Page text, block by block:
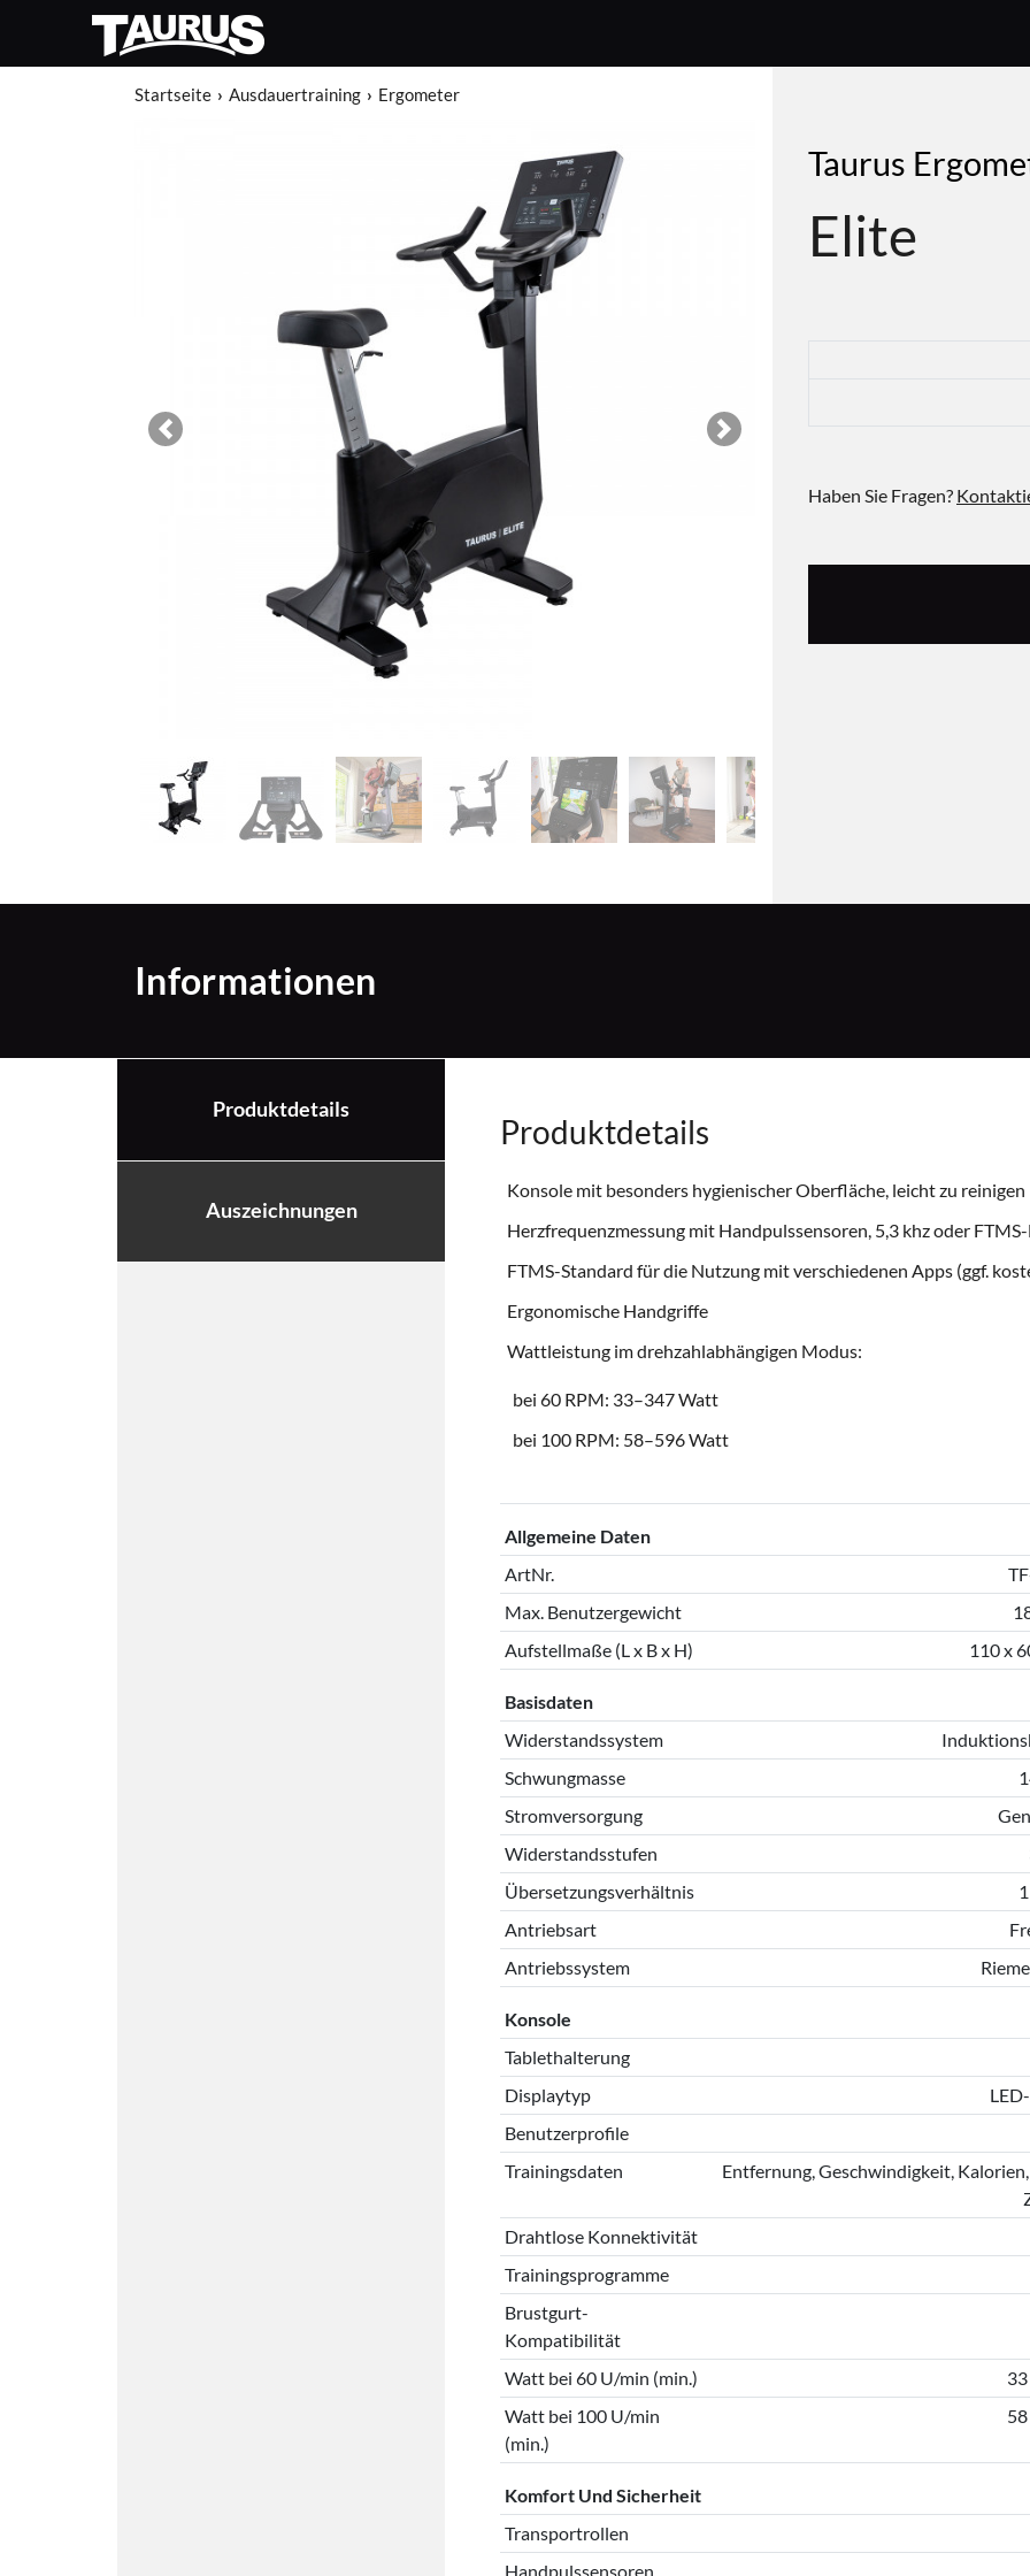
Startseite Ausdauertraining Ergometer
Previous Next
Taurus
Elite
Haben Sie Fragen?
Informationen
Produktdetails
Auszeichnungen
Produktdetails
Konsole mit besonders hygienischer Oberfläche, leicht zu reinigen
Herzfrequenzmessung mit Handpulssensoren, 5,3 khz oder
FTMS-Standard für die Nutzung mit verschiedenen Apps (ggf.
Ergonomische Handgriffe
Wattleistung im drehzahlabhängigen Modus:
bei 60 RPM: 33–347 Watt
bei 100 RPM: 58–596 Watt
Allgemeine Daten
ArtNr.
Max. Benutzergewicht
Aufstellmaße (L x B x H)
110 x
Basisdaten
Widerstandssystem
Schwungmasse
Stromversorgung
Widerstandsstufen
Übersetzungsverhältnis
Antriebsart
Antriebssystem
Konsole
Tablethalterung
Displaytyp
Benutzerprofile
Trainingsdaten
Entfernung, Geschwindigkeit,
Drahtlose Konnektivität
Trainingsprogramme
Brustgurt-
Kompatibilität
Watt bei 60 U/min (min.)
Watt bei 100 U/min
(min.)
Komfort Und Sicherheit
Transportrollen
Handpulssensoren